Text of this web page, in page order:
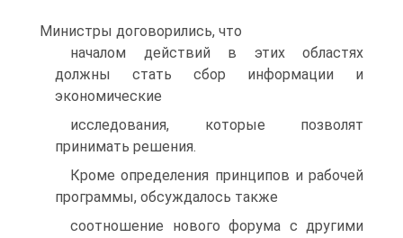
Министры договорились, что
началом действий в этих областях
должны стать сбор информации и
экономические
исследования, которые позволят
принимать решения.
Кроме определения принципов и рабочей
программы, обсуждалось также
соотношение нового форума с другими